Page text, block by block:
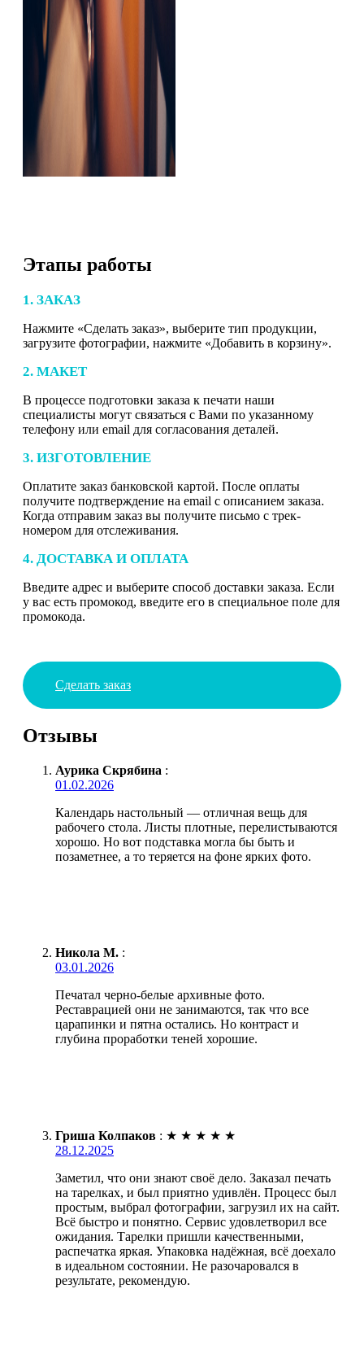
Этапы работы
1. ЗАКАЗ
Нажмите «Сделать заказ», выберите тип продукции,
загрузите фотографии, нажмите «Добавить в корзину».
2. МАКЕТ
В процессе подготовки заказа к печати наши
специалисты могут связаться с Вами по указанному
телефону или email для согласования деталей.
3. ИЗГОТОВЛЕНИЕ
Оплатите заказ банковской картой. После оплаты
получите подтверждение на email с описанием заказа.
Когда отправим заказ вы получите письмо с трек-
номером для отслеживания.
4. ДОСТАВКА И ОПЛАТА
Введите адрес и выберите способ доставки заказа. Если
у вас есть промокод, введите его в специальное поле для
промокода.
Сделать заказ
Отзывы
Аурика Скрябина :
01.02.2026
Календарь настольный — отличная вещь для
рабочего стола. Листы плотные, перелистываются
хорошо. Но вот подставка могла бы быть и
позаметнее, а то теряется на фоне ярких фото.
Никола М. :
03.01.2026
Печатал черно-белые архивные фото.
Реставрацией они не занимаются, так что все
царапинки и пятна остались. Но контраст и
глубина проработки теней хорошие.
Гриша Колпаков : ★ ★ ★ ★ ★
28.12.2025
Заметил, что они знают своё дело. Заказал печать
на тарелках, и был приятно удивлён. Процесс был
простым, выбрал фотографии, загрузил их на сайт.
Всё быстро и понятно. Сервис удовлетворил все
ожидания. Тарелки пришли качественными,
распечатка яркая. Упаковка надёжная, всё доехало
в идеальном состоянии. Не разочаровался в
результате, рекомендую.